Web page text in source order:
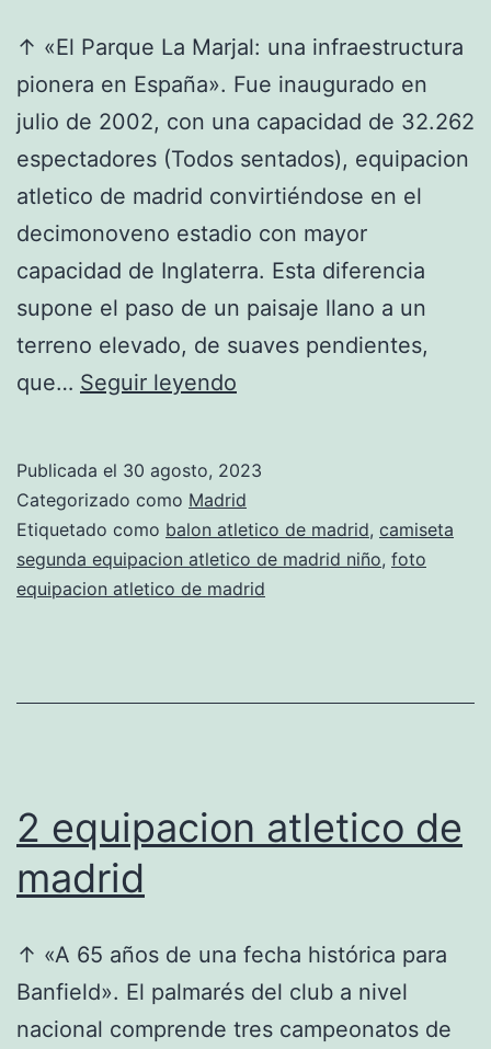
↑ «El Parque La Marjal: una infraestructura
pionera en España». Fue inaugurado en
julio de 2002, con una capacidad de 32.262
espectadores (Todos sentados), equipacion
atletico de madrid convirtiéndose en el
decimonoveno estadio con mayor
capacidad de Inglaterra. Esta diferencia
supone el paso de un paisaje llano a un
terreno elevado, de suaves pendientes,
que… Seguir leyendo
joao
felix
Publicada el 30 agosto, 2023
Categorizado como Madrid
Etiquetado como balon atletico de madrid, camiseta
segunda equipacion atletico de madrid niño, foto
equipacion atletico de madrid
2 equipacion atletico de
madrid
↑ «A 65 años de una fecha histórica para
Banfield». El palmarés del club a nivel
nacional comprende tres campeonatos de